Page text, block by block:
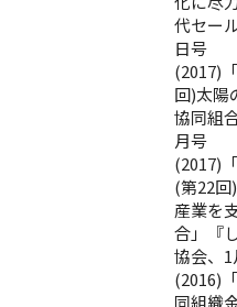
代セー
日号
(2017)
回)太陽
協同組
月号
(2017)
(第22回
産業を
合」『
協会、
(2016)
同組織